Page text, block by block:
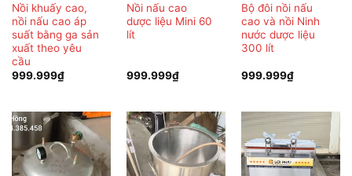
Nồi khuấy cao,
nồi nấu cao áp
suất bằng ga sản
xuất theo yêu
cầu
999.999₫
Nồi nấu cao
dược liệu Mini 60
lít
999.999₫
Bộ đôi nồi nấu
cao và nồi Ninh
nước dược liệu
300 lít
999.999₫